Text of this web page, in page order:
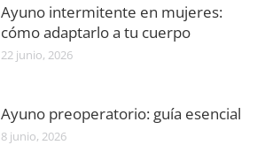
Ayuno intermitente en mujeres:
cómo adaptarlo a tu cuerpo
22 junio, 2026
Ayuno preoperatorio: guía esencial
8 junio, 2026